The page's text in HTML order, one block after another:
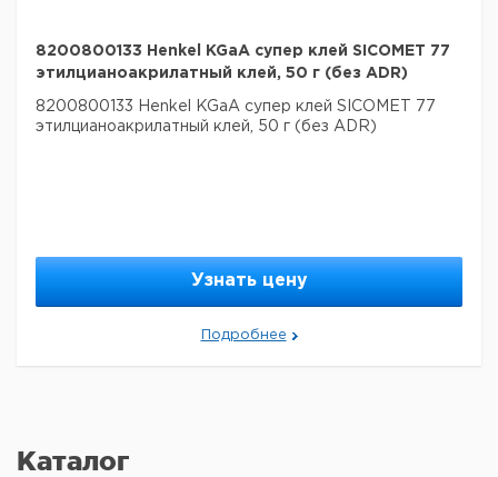
Каталог
8200800133 Henkel KGaA супер клей SICOMET 77
этилцианоакрилатный клей, 50 г (без ADR)
8200800133 Henkel KGaA супер клей SICOMET 77
этилцианоакрилатный клей, 50 г (без ADR)
Узнать цену
Подробнее